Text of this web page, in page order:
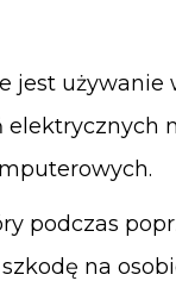
jest używanie
podczas
na